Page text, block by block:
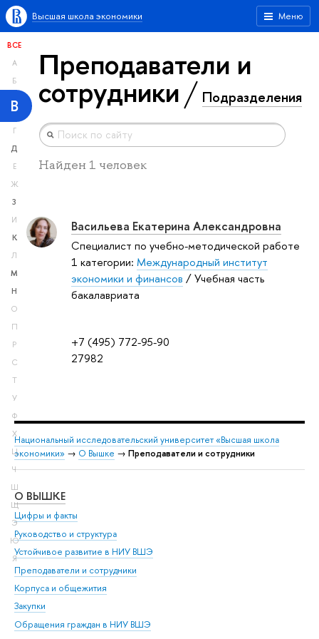
Меню
Высшая школа экономики
ВСЕ
А
Б
В
Г
Д
Е
Ж
З
И
К
Л
М
Н
О
П
Р
С
Т
У
Ф
Х
Ц
Ч
Ш
Щ
Э
Ю
Я
Преподаватели и
сотрудники Подразделения
Найден 1 человек
+7 (495) 772-95-90
27982
Васильева Екатерина Александровна
Специалист по учебно-методической работе
1 категории: Международный институт
экономики и финансов / Учебная часть
бакалавриата
Национальный исследовательский университет «Высшая школа
экономики» → О Вышке → Преподаватели и сотрудники
О ВЫШКЕ
Цифры и факты
Руководство и структура
Устойчивое развитие в НИУ ВШЭ
Преподаватели и сотрудники
Корпуса и общежития
Закупки
Обращения граждан в НИУ ВШЭ